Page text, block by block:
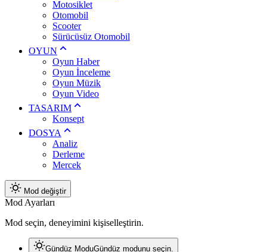
Motosiklet
Otomobil
Scooter
Sürücüsüz Otomobil
OYUN
Oyun Haber
Oyun İnceleme
Oyun Müzik
Oyun Video
TASARIM
Konsept
DOSYA
Analiz
Derleme
Mercek
Mod değiştir
Mod Ayarları
Mod seçin, deneyimini kişiselleştirin.
Gündüz ModuGündüz modunu seçin.